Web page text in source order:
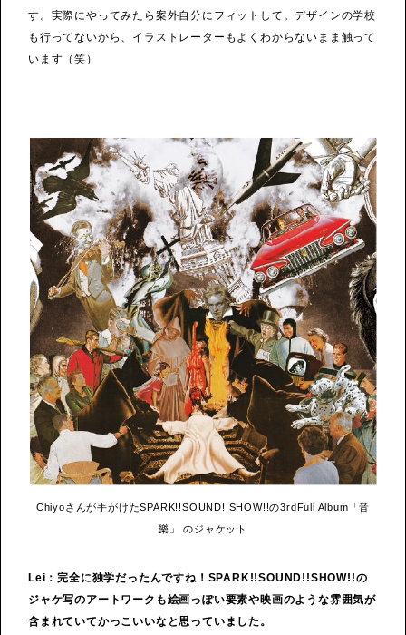
す。実際にやってみたら案外自分にフィットして。デザインの学校
も行ってないから、イラストレーターもよくわからないまま触って
います（笑）
Chiyoさんが手がけたSPARK!!SOUND!!SHOW!!の3rdFull Album「音
樂」 のジャケット
Lei：完全に独学だったんですね！SPARK!!SOUND!!SHOW!!の
ジャケ写のアートワークも絵画っぽい要素や映画のような雰囲気が
含まれていてかっこいいなと思っていました。